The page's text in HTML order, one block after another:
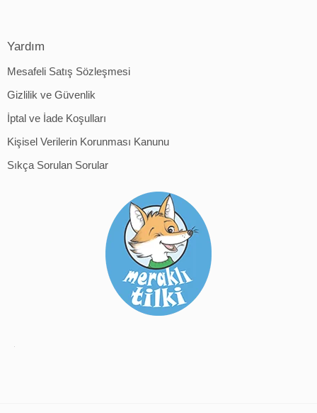
Yardım
Mesafeli Satış Sözleşmesi
Gizlilik ve Güvenlik
İptal ve İade Koşulları
Kişisel Verilerin Korunması Kanunu
Sıkça Sorulan Sorular